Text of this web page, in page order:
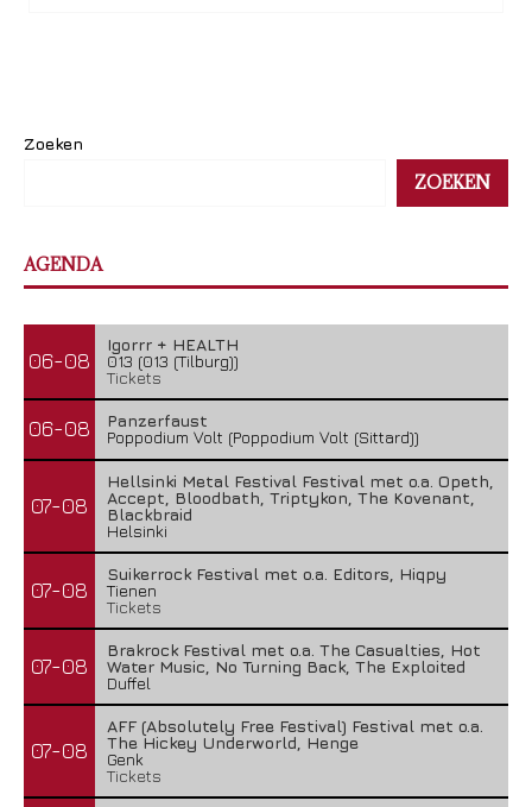
Zoeken
ZOEKEN
AGENDA
06-08
Igorrr + HEALTH
013 (013 (Tilburg))
Tickets
06-08
Panzerfaust
Poppodium Volt (Poppodium Volt (Sittard))
07-08
Hellsinki Metal Festival Festival met o.a. Opeth,
Accept, Bloodbath, Triptykon, The Kovenant,
Blackbraid
Helsinki
07-08
Suikerrock Festival met o.a. Editors, Hiqpy
Tienen
Tickets
07-08
Brakrock Festival met o.a. The Casualties, Hot
Water Music, No Turning Back, The Exploited
Duffel
07-08
AFF (Absolutely Free Festival) Festival met o.a.
The Hickey Underworld, Henge
Genk
Tickets